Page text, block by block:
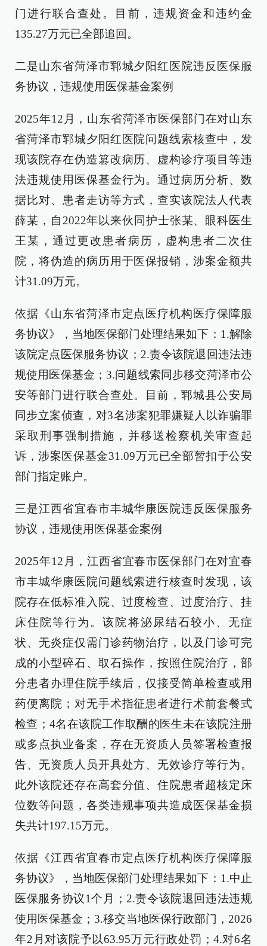
门进行联合查处。目前，违规资金和违约金
135.27万元已全部追回。
二是山东省菏泽市郓城夕阳红医院违反医保服
务协议，违规使用医保基金案例
2025年12月，山东省菏泽市医保部门在对山东
省菏泽市郓城夕阳红医院问题线索核查中，发
现该院存在伪造篡改病历、虚构诊疗项目等违
法违规使用医保基金行为。通过病历分析、数
据比对、患者走访等方式，查实该院法人代表
薛某，自2022年以来伙同护士张某、眼科医生
王某，通过更改患者病历，虚构患者二次住
院，将伪造的病历用于医保报销，涉案金额共
计31.09万元。
依据《山东省菏泽市定点医疗机构医疗保障服
务协议》，当地医保部门处理结果如下：1.解除
该院定点医保服务协议；2.责令该院退回违法违
规使用医保基金；3.问题线索同步移交菏泽市公
安等部门进行联合查处。目前，郓城县公安局
同步立案侦查，对3名涉案犯罪嫌疑人以诈骗罪
采取刑事强制措施，并移送检察机关审查起
诉，涉案医保基金31.09万元已全部暂扣于公安
部门指定账户。
三是江西省宜春市丰城华康医院违反医保服务
协议，违规使用医保基金案例
2025年12月，江西省宜春市医保部门在对宜春
市丰城华康医院问题线索进行核查时发现，该
院存在低标准入院、过度检查、过度治疗、挂
床住院等行为。该院将泌尿结石较小、无症
状、无炎症仅需门诊药物治疗，以及门诊可完
成的小型碎石、取石操作，按照住院治疗，部
分患者办理住院手续后，仅接受简单检查或用
药便离院；对无手术指征患者进行术前套餐式
检查；4名在该院工作取酬的医生未在该院注册
或多点执业备案，存在无资质人员签署检查报
告、无资质人员开具处方、无效诊疗等行为。
此外该院还存在高套分值、住院患者超核定床
位数等问题，各类违规事项共造成医保基金损
失共计197.15万元。
依据《江西省宜春市定点医疗机构医疗保障服
务协议》，当地医保部门处理结果如下：1.中止
医保服务协议1个月；2.责令该院退回违法违规
使用医保基金；3.移交当地医保行政部门，2026
年2月对该院予以63.95万元行政处罚；4.对6名